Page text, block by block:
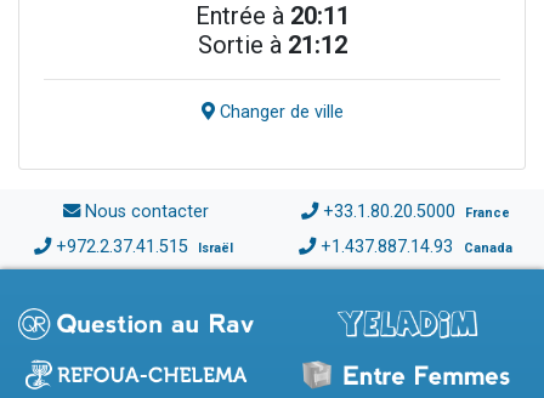
Entrée à 20:11
Sortie à 21:12
Changer de ville
Nous contacter +33.1.80.20.5000 France
+972.2.37.41.515 Israël +1.437.887.14.93 Canada